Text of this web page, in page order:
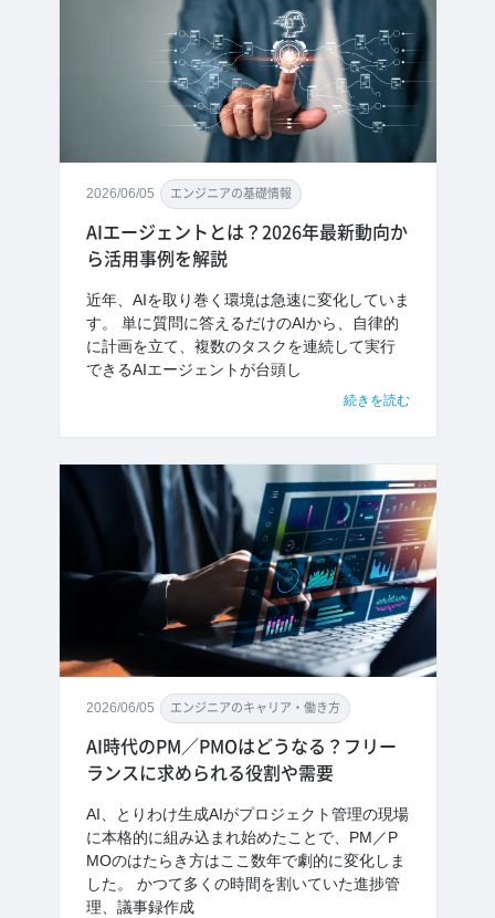
2026/06/05 エンジニアの基礎情報
AIエージェントとは？2026年最新動向か
ら活用事例を解説
近年、AIを取り巻く環境は急速に変化していま
す。 単に質問に答えるだけのAIから、自律的
に計画を立て、複数のタスクを連続して実行
できるAIエージェントが台頭し
続きを読む
2026/06/05 エンジニアのキャリア・働き方
AI時代のPM／PMOはどうなる？フリー
ランスに求められる役割や需要
AI、とりわけ生成AIがプロジェクト管理の現場
に本格的に組み込まれ始めたことで、PM／P
MOのはたらき方はここ数年で劇的に変化しま
した。 かつて多くの時間を割いていた進捗管
理、議事録作成